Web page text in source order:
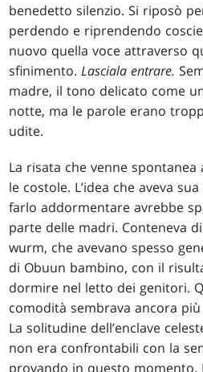
benedetto silenzio. Si riposò
perdendo e riprendendo
nuovo quella voce attraverso
sfinimento.Lasciala entrare.
madre, il tono delicato come
notte, ma le parole erano
udite.
La risata che venne
le costole. L’idea che aveva
farlo addormentare avrebbe
parte delle madri. Conteneva
wurm, che avevano spesso
di Obuun bambino, con il
dormire nel letto dei genitori.
comodità sembrava ancora
La solitudine dell’enclave
non era confrontabili con la
provando in questo momento.